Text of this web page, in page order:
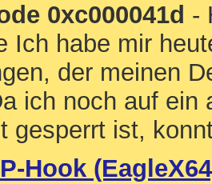
0xc000041d -
Ich habe mir
der meinen
ich noch auf ein
gesperrt ist,
Hook